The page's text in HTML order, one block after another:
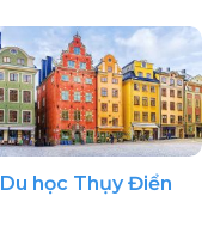
Du học Thụy Điển